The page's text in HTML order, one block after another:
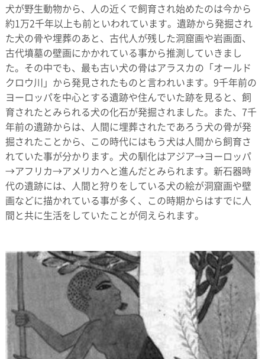
犬が野生動物から、人の近くで飼育され始めたのは今から
約1万2千年以上も前といわれています。遺跡から発掘され
た犬の骨や埋葬のあと、古代人が残した洞窟画や岩画面、
古代墳墓の壁画にかかれている事から推測していきまし
た。その中でも、最も古い犬の骨はアラスカの「オールド
クロウ川」から発見されたものと言われいます。9千年前の
ヨーロッパを中心とする遺跡や住んでいた跡を見ると、飼
育されたとみられる犬の化石が発掘されました。また、7千
年前の遺跡からは、人間に埋葬されたであろう犬の骨が発
掘されたことから、この時代にはもう犬は人間から飼育さ
れていた事が分かります。犬の馴化はアジア→ヨーロッパ
→アフリカ→アメリカへと進んだとみられます。新石器時
代の遺跡には、人間と狩りをしている犬の絵が洞窟画や壁
画などに描かれている事が多く、この時期からはすでに人
間と共に生活をしていたことが伺えられます。